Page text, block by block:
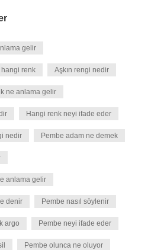
gelir
hangi renk Aşkın rengi nedir
ne anlama gelir
Hangi renk neyi ifade eder
nedir Pembe adam ne demek
anlama gelir
denir Pembe nasıl söylenir
argo Pembe neyi ifade eder
Pembe olunca ne oluyor